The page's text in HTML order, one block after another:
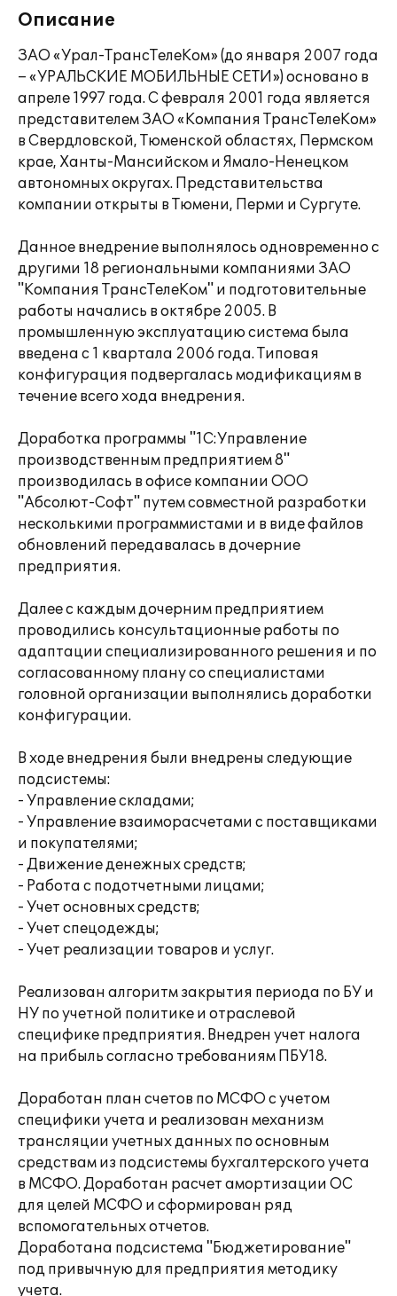
Описание
ЗАО «Урал-ТрансТелеКом» (до января 2007 года
– «УРАЛЬСКИЕ МОБИЛЬНЫЕ СЕТИ») основано в
апреле 1997 года. С февраля 2001 года является
представителем ЗАО «Компания ТрансТелеКом»
в Свердловской, Тюменской областях, Пермском
крае, Ханты-Мансийском и Ямало-Ненецком
автономных округах. Представительства
компании открыты в Тюмени, Перми и Сургуте.
Данное внедрение выполнялось одновременно с
другими 18 региональными компаниями ЗАО
"Компания ТрансТелеКом" и подготовительные
работы начались в октябре 2005. В
промышленную эксплуатацию система была
введена с 1 квартала 2006 года. Типовая
конфигурация подвергалась модификациям в
течение всего хода внедрения.
Доработка программы "1C:Управление
производственным предприятием 8"
производилась в офисе компании ООО
"Абсолют-Софт" путем совместной разработки
несколькими программистами и в виде файлов
обновлений передавалась в дочерние
предприятия.
Далее с каждым дочерним предприятием
проводились консультационные работы по
адаптации специализированного решения и по
согласованному плану со специалистами
головной организации выполнялись доработки
конфигурации.
В ходе внедрения были внедрены следующие
подсистемы:
- Управление складами;
- Управление взаиморасчетами с поставщиками
и покупателями;
- Движение денежных средств;
- Работа с подотчетными лицами;
- Учет основных средств;
- Учет спецодежды;
- Учет реализации товаров и услуг.
Реализован алгоритм закрытия периода по БУ и
НУ по учетной политике и отраслевой
специфике предприятия. Внедрен учет налога
на прибыль согласно требованиям ПБУ18.
Доработан план счетов по МСФО с учетом
специфики учета и реализован механизм
трансляции учетных данных по основным
средствам из подсистемы бухгалтерского учета
в МСФО. Доработан расчет амортизации ОС
для целей МСФО и сформирован ряд
вспомогательных отчетов.
Доработана подсистема "Бюджетирование"
под привычную для предприятия методику
учета.